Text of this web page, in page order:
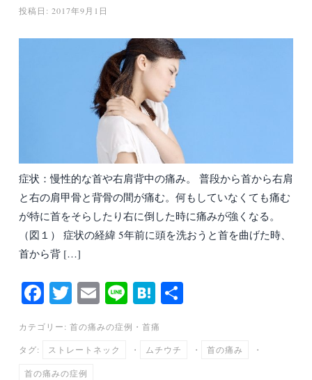
投稿日: 2017年9月1日
症状：慢性的な首や右肩背中の痛み。 普段から首から右肩
と右の肩甲骨と背骨の間が痛む。何もしていなくても痛む
が特に首をそらしたり右に倒した時に痛みが強くなる。
（図１） 症状の経緯 5年前に頭を洗おうと首を曲げた時、
首から背 […]
Fa
ce
bo
ok
T
wi
tte
r
E
ail
Li
ne
H
at
en
a
カテゴリー: 首の痛みの症例 ・ 首痛
タグ: ストレートネック ・ ムチウチ ・ 首の痛み ・
首の痛みの症例